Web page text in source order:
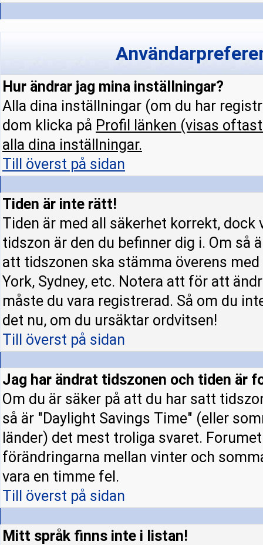
Hur ändrar jag mina inställningar?
Alla dina inställningar (om du har
dom klicka på Profil
länken (visas
alla dina inställningar.
Till överst på sidan
Tiden är inte rätt!
Tiden är med all säkerhet korrekt, dock
tidszon är den du befinner dig i. Om så
att tidszonen ska stämma överens
York, Sydney, etc. Notera att för att
måste du vara registrerad. Så om du
det nu, om du ursäktar ordvitsen!
Till överst på sidan
Jag har ändrat tidszonen och tiden är
Om du är säker på att du har satt
så är "Daylight Savings Time" (eller
länder) det mest troliga svaret.
förändringarna mellan vinter och
vara en timme fel.
Till överst på sidan
Mitt språk finns inte i listan!